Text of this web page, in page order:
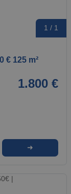
1 / 1
€ 125 m²
1.800 €
➜